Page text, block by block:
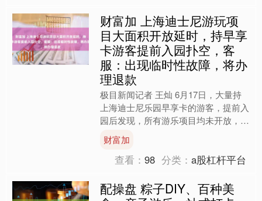
财富加 上海迪士尼游玩项
目大面积开放延时，持早享
卡游客提前入园扑空，客
服：出现临时性故障，将办
理退款
极目新闻记者 王灿 6月17日，大量持
上海迪士尼乐园早享卡的游客，提前入
园后发现，所有游乐项目均未开放，无
项目可玩，游客纷纷要求退票。当天，
客服人员回应极目新闻....
财富加
查看：98 分类：a股杠杆平台
配操盘 粽子DIY、百种美